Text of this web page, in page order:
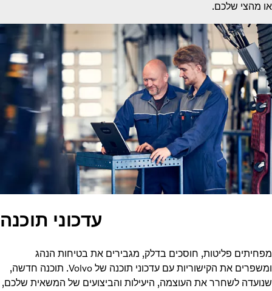
מהצי שלכם.
עדכוני תוכנה
פליטות, חוסכים בדלק, מגבירים את בטיחות הנהג
ומשפרים את הקישוריות עם עדכוני תוכנה של Volvo. תוכנה חדשה,
לשחרר את העוצמה, היעילות והביצועים של המשאית שלכם,